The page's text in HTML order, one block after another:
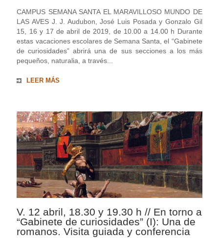
CAMPUS SEMANA SANTA EL MARAVILLOSO MUNDO DE
LAS AVES J. J. Audubon, José Luis Posada y Gonzalo Gil
15, 16 y 17 de abril de 2019, de 10.00 a 14.00 h Durante
estas vacaciones escolares de Semana Santa, el “Gabinete
de curiosidades” abrirá una de sus secciones a los más
pequeños, naturalia, a través...
LEER MÁS
V. 12 abril, 18.30 y 19.30 h // En torno a
“Gabinete de curiosidades” (I): Una de
romanos. Visita guiada y conferencia